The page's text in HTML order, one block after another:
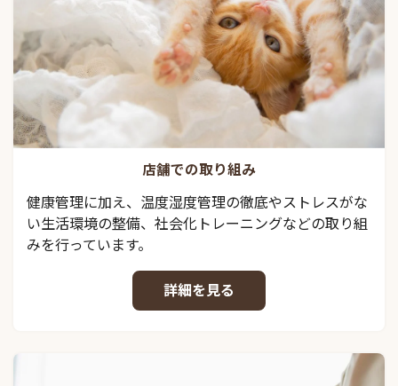
店舗での取り組み
健康管理に加え、温度湿度管理の徹底やストレスがな
い生活環境の整備、社会化トレーニングなどの取り組
みを行っています。
詳細を見る